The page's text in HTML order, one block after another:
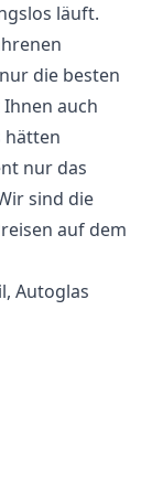
läuft.
die besten
auch
hätten
nur das
sind die
auf dem
Autoglas